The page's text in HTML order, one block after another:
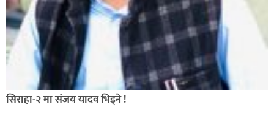
सिराहा-२ मा संजय यादव भिड्ने !